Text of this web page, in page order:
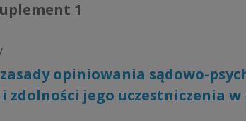
1
opiniowania sądowo-
zdolności jego uczestniczenia